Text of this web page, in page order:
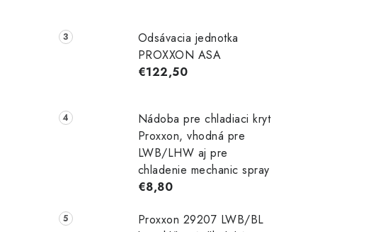
Odsávacia jednotka
PROXXON ASA
€122,50
Nádoba pre chladiaci kryt
Proxxon, vhodná pre
LWB/LHW aj pre
chladenie mechanic spray
€8,80
Proxxon 29207 LWB/BL